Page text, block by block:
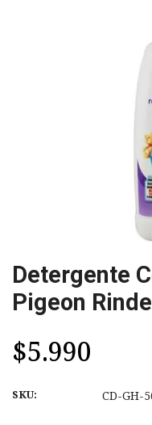
Detergente
Pigeon
$5.990
SKU: CD-GH-